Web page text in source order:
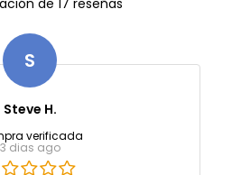
S
Steve H.
verificada
3 dias ago